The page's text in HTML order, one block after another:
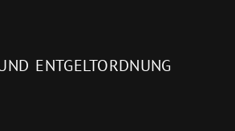
ENTGELTORDNUNG